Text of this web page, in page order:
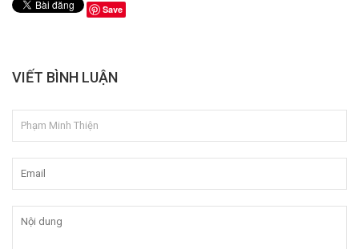
Save
VIẾT BÌNH LUẬN